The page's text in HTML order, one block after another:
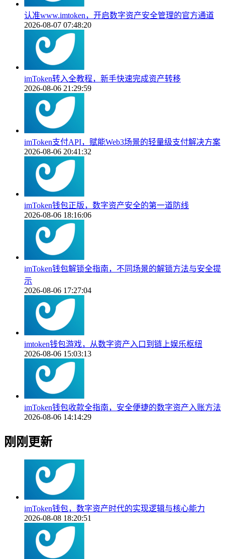
认准www.imtoken，开启数字资产安全管理的官方通道
2026-08-07 07:48:20
imToken转入全教程，新手快速完成资产转移
2026-08-06 21:29:59
imToken支付API，赋能Web3场景的轻量级支付解决方案
2026-08-06 20:41:32
imToken钱包正版，数字资产安全的第一道防线
2026-08-06 18:16:06
imToken钱包解锁全指南，不同场景的解锁方法与安全提
示
2026-08-06 17:27:04
imtoken钱包游戏，从数字资产入口到链上娱乐枢纽
2026-08-06 15:03:13
imToken钱包收款全指南，安全便捷的数字资产入账方法
2026-08-06 14:14:29
刚刚更新
imToken钱包，数字资产时代的实现逻辑与核心能力
2026-08-08 18:20:51